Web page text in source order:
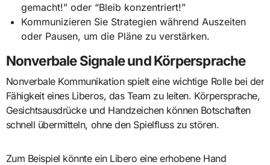
gemacht!” oder “Bleib konzentriert!”
Kommunizieren Sie Strategien während Auszeiten
oder Pausen, um die Pläne zu verstärken.
Nonverbale Signale und Körpersprache
Nonverbale Kommunikation spielt eine wichtige Rolle bei der
Fähigkeit eines Liberos, das Team zu leiten. Körpersprache,
Gesichtsausdrücke und Handzeichen können Botschaften
schnell übermitteln, ohne den Spielfluss zu stören.
Zum Beispiel könnte ein Libero eine erhobene Hand